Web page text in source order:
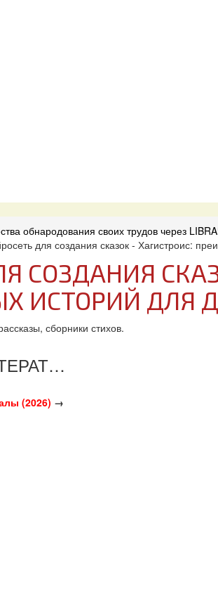
обнародования своих трудов через
для создания сказок - Хагистроис:
СОЗДАНИЯ
ИСТОРИЙ ДЛЯ
сборники стихов.
(2026) →